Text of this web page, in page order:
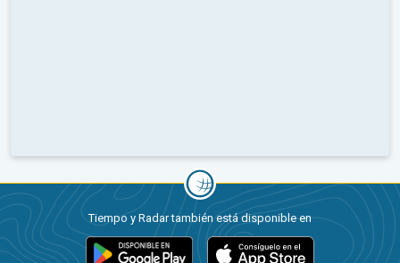
Tiempo y Radar también está disponible en